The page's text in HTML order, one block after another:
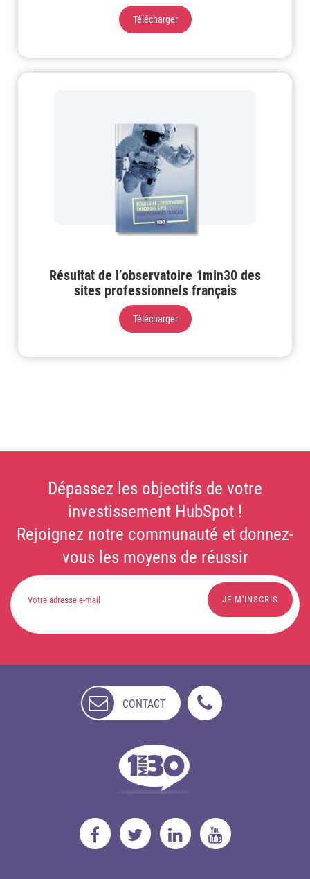
Télécharger
Résultat de l’observatoire 1min30 des
sites professionnels français
Télécharger
Dépassez les objectifs de votre
investissement HubSpot !
Rejoignez notre communauté et donnez-
vous les moyens de réussir
CONTACT
DISPONIBLE